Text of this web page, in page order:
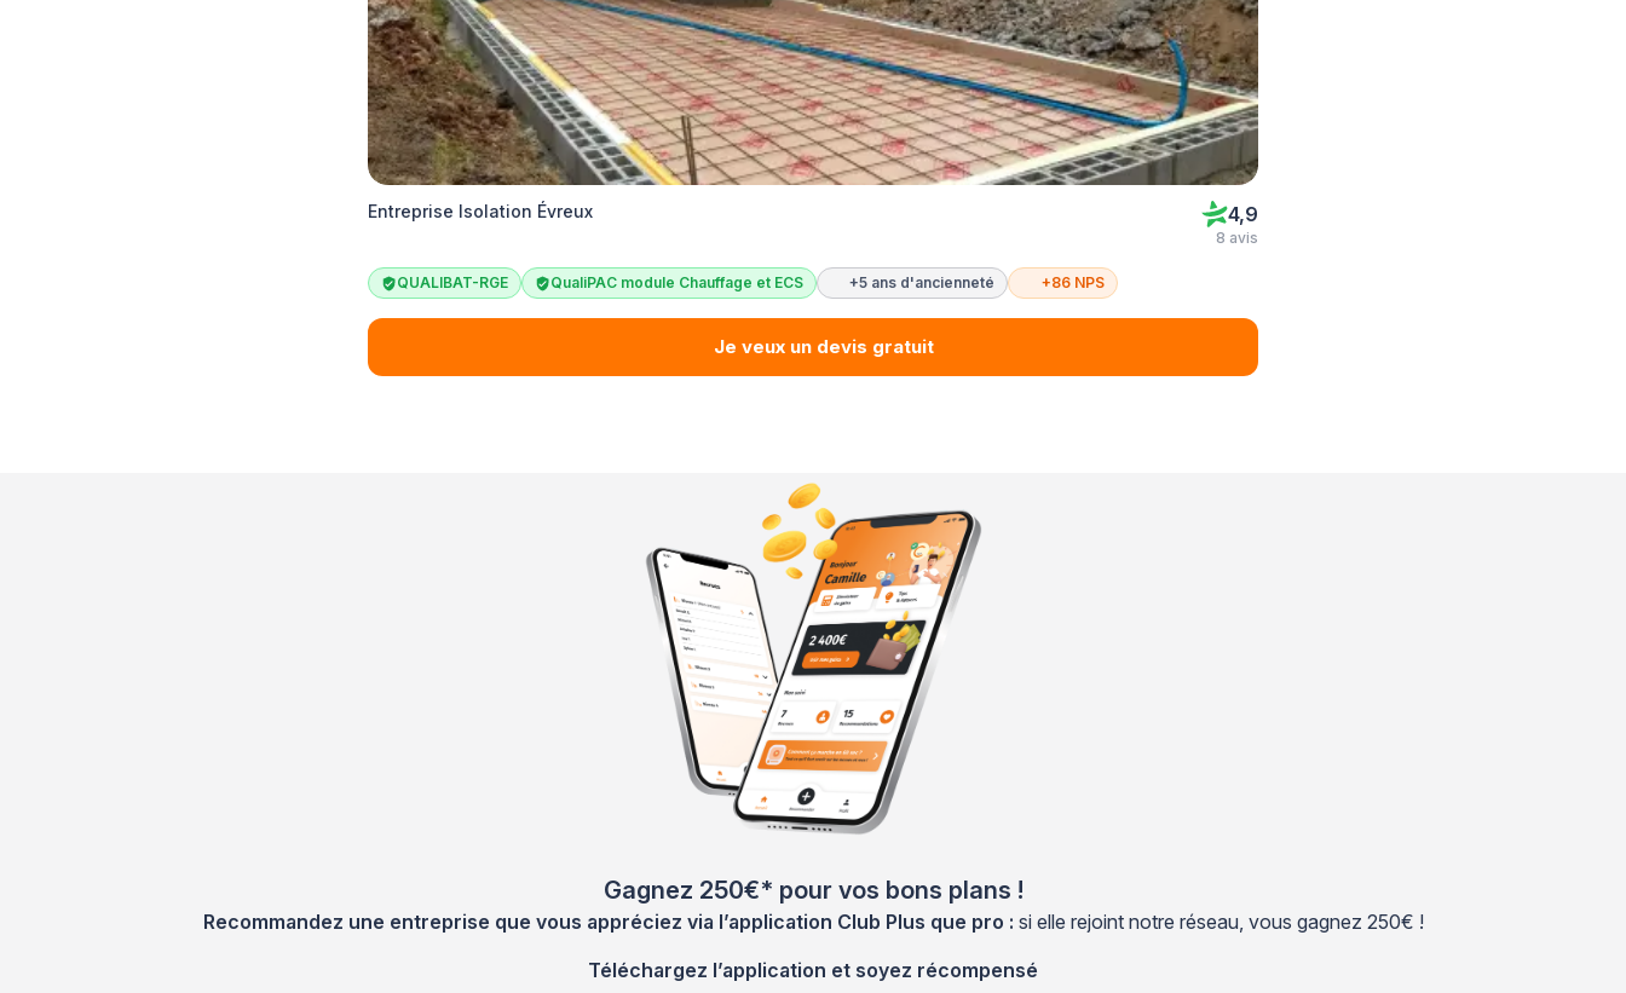
Entreprise Isolation Évreux 4,9
8 avis
QUALIBAT-RGE QualiPAC module Chauffage et ECS +5 ans d'ancienneté +86 NPS
Je veux un devis gratuit
Gagnez 250€* pour vos bons plans !
Recommandez une entreprise que vous appréciez via l’application Club Plus que pro : si elle rejoint notre réseau, vous gagnez 250€ !
Téléchargez l’application et soyez récompensé